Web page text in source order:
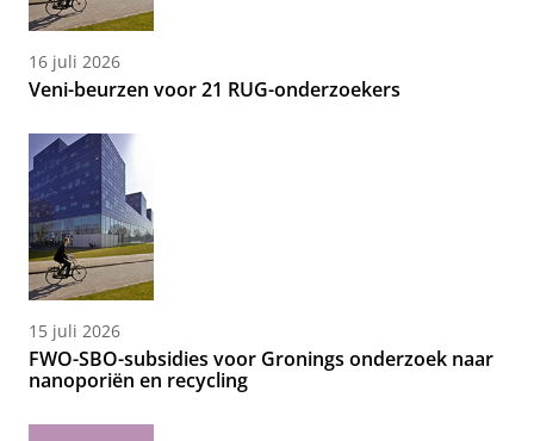
16 juli 2026
Veni-beurzen voor 21 RUG-onderzoekers
15 juli 2026
FWO-SBO-subsidies voor Gronings onderzoek naar
nanoporiën en recycling